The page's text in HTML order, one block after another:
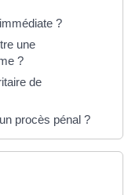
?
une
?
de
procès pénal ?